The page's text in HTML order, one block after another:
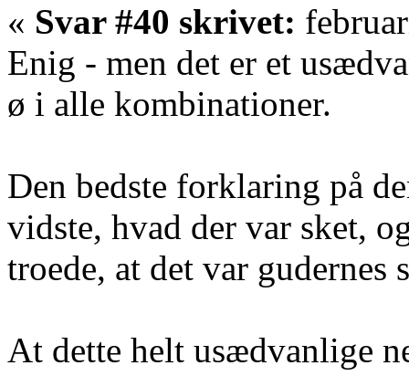
« Svar #40 skrivet:
Enig - men det er et
ø i alle kombinationer.
Den bedste forklaring på
vidste, hvad der var sket,
troede, at det var gudernes
At dette helt usædvanlige